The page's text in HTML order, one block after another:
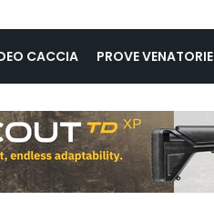
CACCIA PROVE VENATORIE